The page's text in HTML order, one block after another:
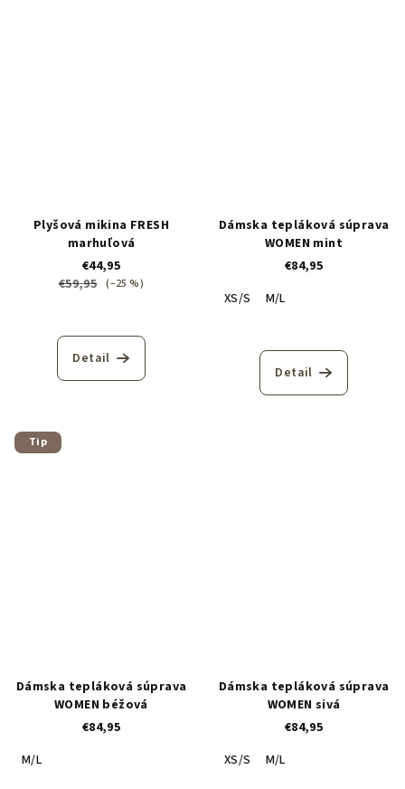
Plyšová mikina FRESH
marhuľová
€44,95
€59,95 (–25 %)
Detail
Dámska tepláková súprava
WOMEN mint
€84,95
XS/S
M/L
Detail
Tip
Dámska tepláková súprava
WOMEN béžová
€84,95
M/L
Dámska tepláková súprava
WOMEN sivá
€84,95
XS/S
M/L